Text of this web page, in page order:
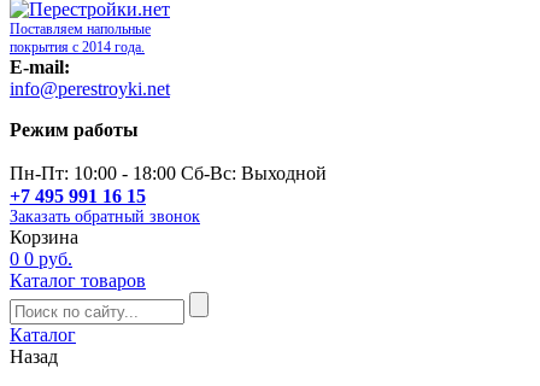
Поставляем напольные
покрытия с 2014 года.
E-mail:
info@perestroyki.net
Режим работы
Пн-Пт: 10:00 - 18:00 Сб-Вс: Выходной
+7 495 991 16 15
Заказать обратный звонок
Корзина
0 0 руб.
Каталог товаров
Каталог
Назад